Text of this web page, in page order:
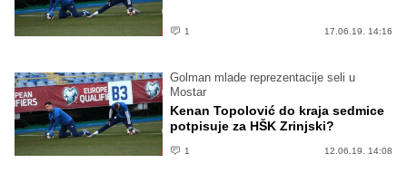
1 17.06.19. 14:16
Golman mlade reprezentacije seli u
Mostar
Kenan Topolović do kraja sedmice
potpisuje za HŠK Zrinjski?
1 12.06.19. 14:08